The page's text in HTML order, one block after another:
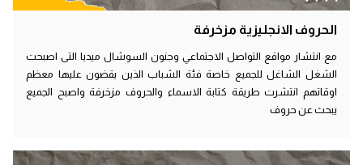
الحروف الانجليزية مزخرفة
مع انتشار مواقع التواصل الاجتماعي وجنون السوشال ميديا التى اصبحت
الشغل الشاغل للجميع خاصة فئة الشباب الذين يقضون عليها معظم
اوقاتهم انتشرت طريقة كتابة الاسماء والحروف مزخرفة واصبح الجميع
يبحث عن حروف